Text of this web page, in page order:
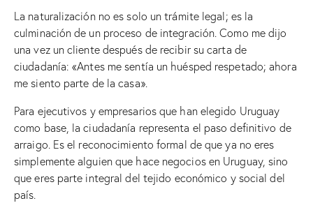
La naturalización no es solo un trámite legal; es la
culminación de un proceso de integración. Como me dijo
una vez un cliente después de recibir su carta de
ciudadanía: «Antes me sentía un huésped respetado; ahora
me siento parte de la casa».
Para ejecutivos y empresarios que han elegido Uruguay
como base, la ciudadanía representa el paso definitivo de
arraigo. Es el reconocimiento formal de que ya no eres
simplemente alguien que hace negocios en Uruguay, sino
que eres parte integral del tejido económico y social del
país.